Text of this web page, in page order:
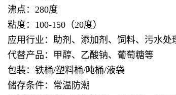
沸点：280度
粘度：100-150（20度）
应用行业：助剂、添加剂、饲料、污水处
代替产品：甲醇、乙酸钠、葡萄糖等
包装：铁桶/塑料桶/吨桶/液袋
储存条件：常温防潮